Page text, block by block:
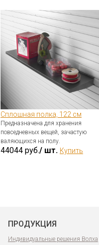
Сплошная полка, 122 см
Предназначена для хранения
повседневных вещей, зачастую
валяющихся на полу.
44044 руб./ шт. Купить
ПРОДУКЦИЯ
Индивидуальные решения Волха